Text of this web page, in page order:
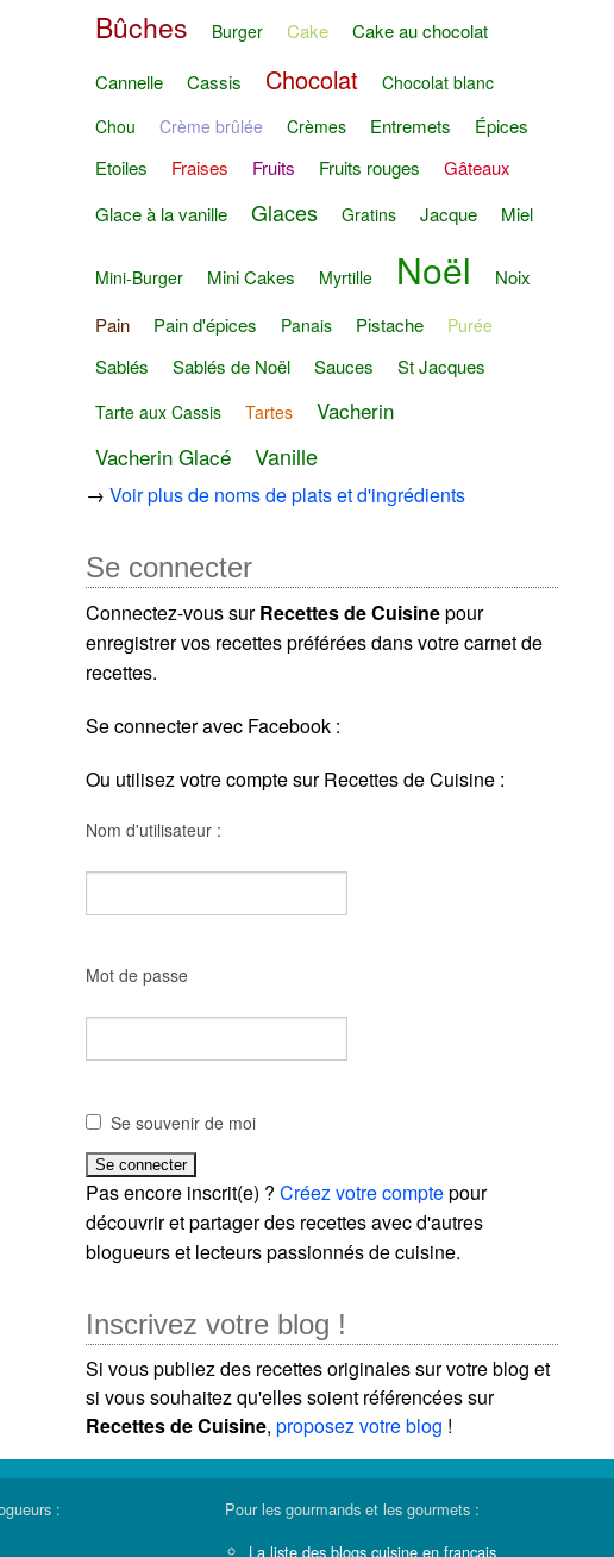
Bûches Burger Cake Cake au chocolat
Cannelle Cassis Chocolat
Chocolat blanc
Chou
Crème brûlée Crèmes Entremets
Épices
Etoiles
Fraises Fruits Fruits rouges
Gâteaux
Glace à la vanille
Glaces Gratins Jacque Miel
Mini-Burger Mini Cakes Myrtille Noël
Noix
Pain
Pain d'épices Panais Pistache Purée
Sablés Sablés de Noël Sauces St Jacques
Tarte aux Cassis Tartes
Vacherin
Vacherin Glacé
Vanille
→Voir plus de noms de plats et d'ingrédients
Se connecter
Connectez-vous surRecettes de Cuisinepour
enregistrer vos recettes préférées dans votre carnet de
recettes.
Se connecter avec Facebook :
Ou utilisez votre compte sur Recettes de Cuisine :
Nom d'utilisateur :
Mot de passe
Se souvenir de moi
Pas encore inscrit(e) ?Créez votre comptepour
découvrir et partager des recettes avec d'autres
blogueurs et lecteurs passionnés de cuisine.
Inscrivez votre blog !
Si vous publiez des recettes originales sur votre blog et
si vous souhaitez qu'elles soient référencées sur
Recettes de Cuisine,proposez votre blog !
:
Pour les gourmands et les gourmets :
La liste des blogs cuisine en français